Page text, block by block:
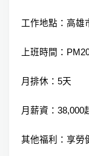
工作地點：高雄
上班時間：
月排休：5天
月薪資：38,000
其他福利：享勞